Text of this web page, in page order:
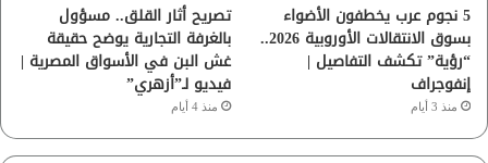
5 نجوم عرب يخطفون الأضواء
بسوق الانتقالات الأوروبية 2026..
“رؤية” تكشف التفاصيل |
إنفوجراف
منذ 3 أيام
تصريح أثار القلق.. مسؤول
بالغرفة التجارية يوضح حقيقة
غش البن في الأسواق المصرية |
فيديو لـ”أزهري”
منذ 4 أيام